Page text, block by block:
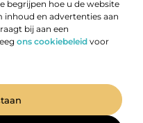
begrijpen hoe u de website
en advertenties aan
bij aan een
ons cookiebeleid voor
en praat mee!
by